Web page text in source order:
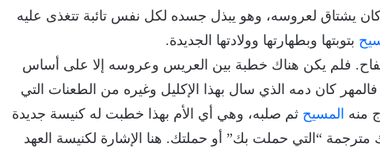
كان يشتاق لعروسه، وهو يبذل جسده لكل نفس تائبة تتغذى عليه
بتوبتها وبطهارتها وولادتها الجديدة.
فلم يكن هناك خطبة بين العريس وعروسه إلا على أساس
المهر المدفوع للعروس (11:3) فالمهر كان دمه الذي سال بهذا الإكليل وغيره من الطعنات التي
منه المسيح ثم صلبه، وهي أي الأم بهذا خطبت له كنيسة جديدة
“التي حملت بك” أو حملتك. هنا الإشارة لكنيسة العهد